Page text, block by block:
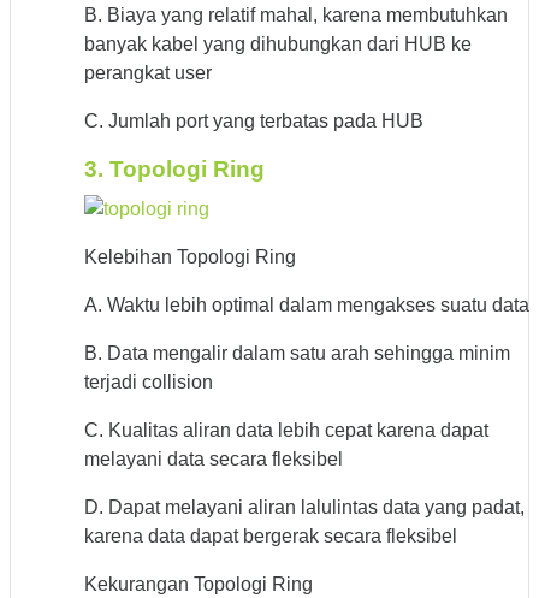
B. Biaya yang relatif mahal, karena membutuhkan
banyak kabel yang dihubungkan dari HUB ke
perangkat user
C. Jumlah port yang terbatas pada HUB
3. Topologi Ring
Kelebihan Topologi Ring
A. Waktu lebih optimal dalam mengakses suatu data
B. Data mengalir dalam satu arah sehingga minim
terjadi collision
C. Kualitas aliran data lebih cepat karena dapat
melayani data secara fleksibel
D. Dapat melayani aliran lalulintas data yang padat,
karena data dapat bergerak secara fleksibel
Kekurangan Topologi Ring